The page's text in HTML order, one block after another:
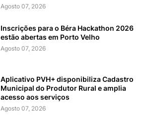
Agosto 07, 2026
Inscrições para o Béra Hackathon 2026
estão abertas em Porto Velho
Agosto 07, 2026
Aplicativo PVH+ disponibiliza Cadastro
Municipal do Produtor Rural e amplia
acesso aos serviços
Agosto 07, 2026